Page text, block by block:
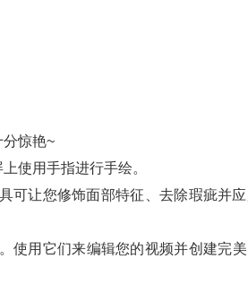
惊艳~
使用手指进行手绘。
可让您修饰面部特征、去除瑕疵并
使用它们来编辑您的视频并创建完